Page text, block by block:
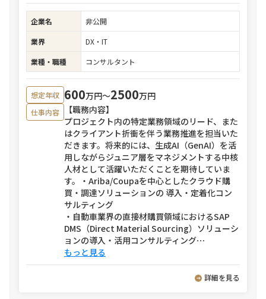
企業名
非公開
業界
DX・IT
業種・職種
コンサルタント
想定年収 600万円〜2500万円
仕事内容
【職務内容】
プロジェクト内の特定業務領域のリード、また
はクライアント折衝を伴う業務推進を担当いた
だきます。将来的には、生成AI（GenAI）を活
用しながらジュニア層をマネジメントする中核
人材として活躍いただくことを期待していま
す。・Ariba/Coupaを中心としたクラウド購
買・調達ソリューションの 導入・定着化コン
サルティング
・自動車業界の直接材購買領域におけるSAP
DMS（Direct Material Sourcing）ソリューシ
ョンの導入・活用コンサルティング⋯
もっと見る
詳細を見る